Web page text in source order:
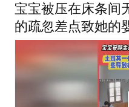
宝宝被压在床条间
的疏忽差点致她的